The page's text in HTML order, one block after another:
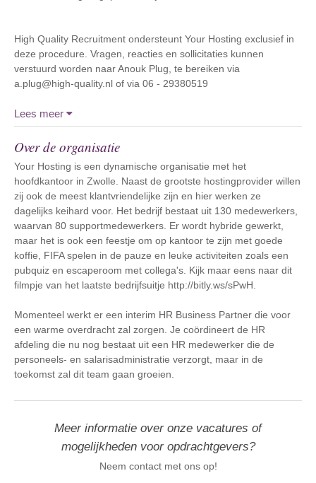
High Quality Recruitment ondersteunt Your Hosting exclusief in
deze procedure. Vragen, reacties en sollicitaties kunnen
verstuurd worden naar Anouk Plug, te bereiken via
a.plug@high-quality.nl of via 06 - 29380519
Lees meer
Over de organisatie
Your Hosting is een dynamische organisatie met het
hoofdkantoor in Zwolle. Naast de grootste hostingprovider willen
zij ook de meest klantvriendelijke zijn en hier werken ze
dagelijks keihard voor. Het bedrijf bestaat uit 130 medewerkers,
waarvan 80 supportmedewerkers. Er wordt hybride gewerkt,
maar het is ook een feestje om op kantoor te zijn met goede
koffie, FIFA spelen in de pauze en leuke activiteiten zoals een
pubquiz en escaperoom met collega's. Kijk maar eens naar dit
filmpje van het laatste bedrijfsuitje http://bitly.ws/sPwH.
Momenteel werkt er een interim HR Business Partner die voor
een warme overdracht zal zorgen. Je coördineert de HR
afdeling die nu nog bestaat uit een HR medewerker die de
personeels- en salarisadministratie verzorgt, maar in de
toekomst zal dit team gaan groeien.
Meer informatie over onze vacatures of
mogelijkheden voor opdrachtgevers?
Neem contact met ons op!